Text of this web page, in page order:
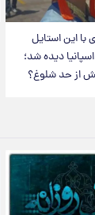
با این استایل
دیده شد؛
از حد شلوغ؟